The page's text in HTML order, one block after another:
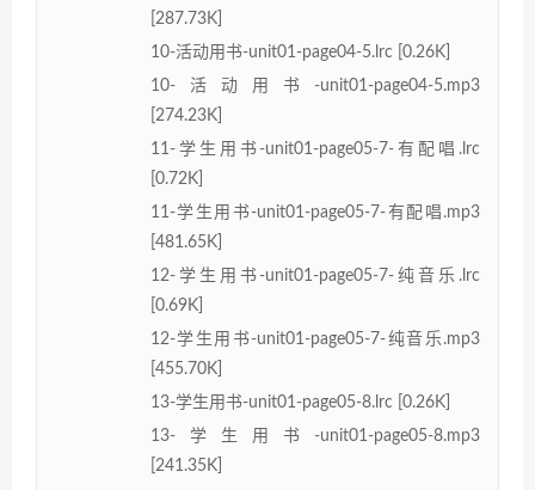
[287.73K]
10-活动用书-unit01-page04-5.lrc [0.26K]
10-活动用书-unit01-page04-5.mp3
[274.23K]
11-学生用书-unit01-page05-7-有配唱.lrc
[0.72K]
11-学生用书-unit01-page05-7-有配唱.mp3
[481.65K]
12-学生用书-unit01-page05-7-纯音乐.lrc
[0.69K]
12-学生用书-unit01-page05-7-纯音乐.mp3
[455.70K]
13-学生用书-unit01-page05-8.lrc [0.26K]
13-学生用书-unit01-page05-8.mp3
[241.35K]